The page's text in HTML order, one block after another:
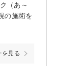
（あ～
の施術を
を見る